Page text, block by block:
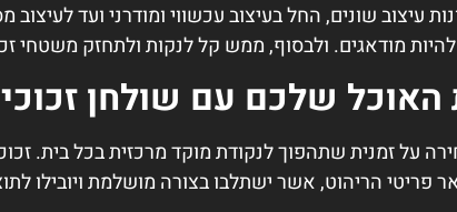
עיצוב שונים, החל בעיצוב עכשווי ומודרני ועד
מודאגים. ולבסוף, ממש קל לנקות ולתחזק משטחי
שלכם עם שולחן
על זמנית שתהפוך לנקודת מוקד מרכזית בכל בית.
פריטי הריהוט, אשר ישתלבו בצורה מושלמת ויובילו